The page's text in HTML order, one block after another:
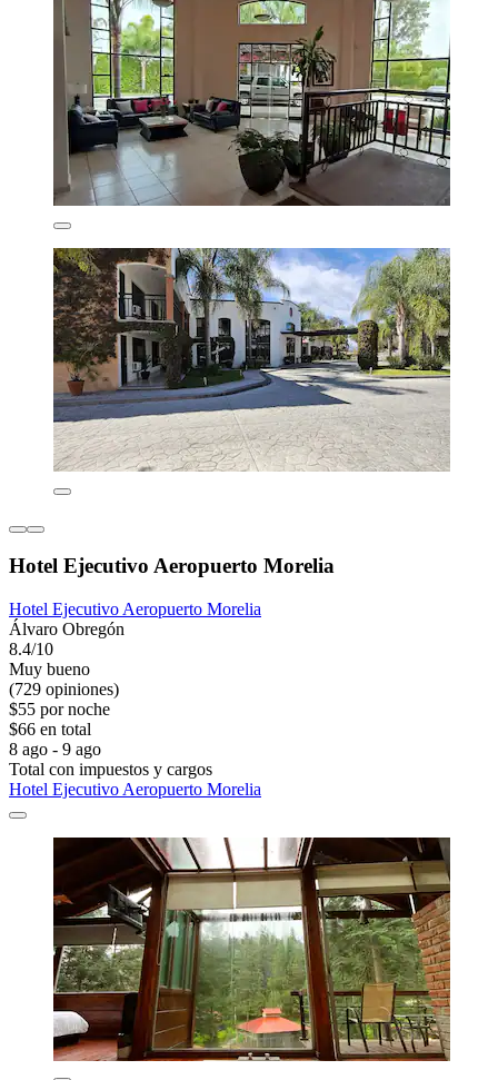
Hotel Ejecutivo Aeropuerto Morelia
Hotel Ejecutivo Aeropuerto Morelia
Álvaro Obregón
8.4/10
Muy bueno
(729 opiniones)
$55 por noche
$66 en total
8 ago - 9 ago
Total con impuestos y cargos
Hotel Ejecutivo Aeropuerto Morelia